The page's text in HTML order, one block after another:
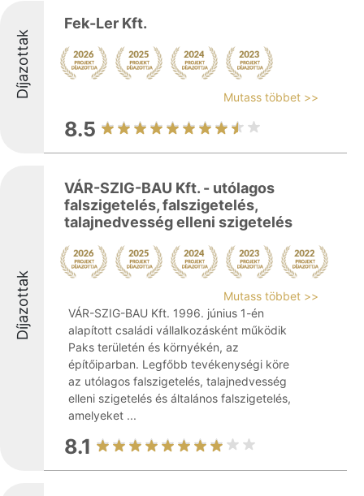
Díjazottak
Fek-Ler Kft.
Mutass többet >>
8.5
Díjazottak
VÁR-SZIG-BAU Kft. - utólagos
falszigetelés, falszigetelés,
talajnedvesség elleni szigetelés
Mutass többet >>
VÁR-SZIG-BAU Kft. 1996. június 1-én
alapított családi vállalkozásként működik
Paks területén és környékén, az
építőiparban. Legfőbb tevékenységi köre
az utólagos falszigetelés, talajnedvesség
elleni szigetelés és általános falszigetelés,
amelyeket ...
8.1